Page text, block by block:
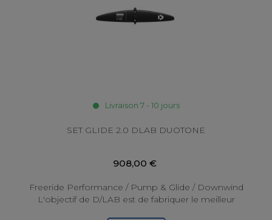
Livraison 7 - 10 jours
SET GLIDE 2.0 DLAB DUOTONE
908,00 €
Freeride Performance / Pump & Glide / Downwind
L'objectif de D/LAB est de fabriquer le meilleur